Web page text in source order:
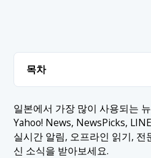
목차
1.1 1. 스마트뉴스
1.2 2. 야후! 뉴스
2. 결론
일본에서 가장 많이 사용되는
Yahoo! News, NewsPicks,
실시간 알림, 오프라인 읽기, 전
신 소식을 받아보세요.